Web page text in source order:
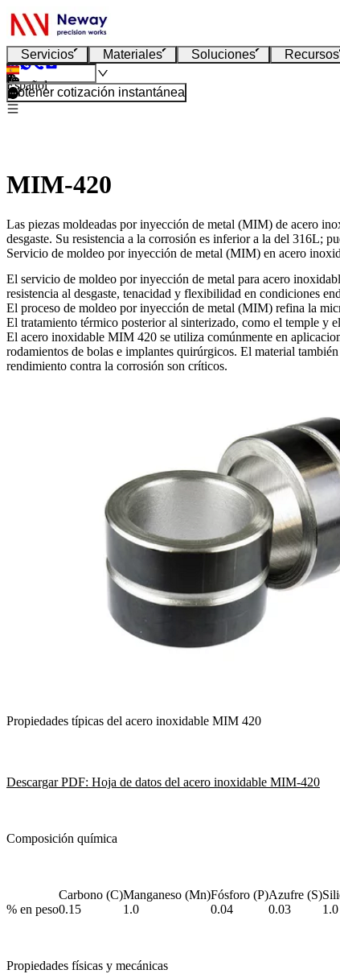
Servicios Materiales Soluciones Recursos
Español
Obtener cotización instantánea
MIM-420
Las piezas moldeadas por inyección de metal (MIM) de acero
desgaste. Su resistencia a la corrosión es inferior a la del 316L;
Servicio de moldeo por inyección de metal (MIM) en acero
El servicio de moldeo por inyección de metal para acero
resistencia al desgaste, tenacidad y flexibilidad en condiciones
El proceso de moldeo por inyección de metal (MIM) refina la
El tratamiento térmico posterior al sinterizado, como el temple y
El acero inoxidable MIM 420 se utiliza comúnmente en
rodamientos de bolas e implantes quirúrgicos. El material
rendimiento contra la corrosión son críticos.
Propiedades típicas del acero inoxidable MIM 420
Descargar PDF: Hoja de datos del acero inoxidable MIM-420
Composición química
Carbono (C)Manganeso (Mn)Fósforo (P)Azufre (S)
% en peso0.15 1.0 0.04 0.03 1.0
Propiedades físicas y mecánicas